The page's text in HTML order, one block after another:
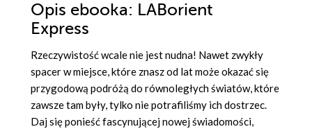
Opis ebooka: LABorient
Express
Rzeczywistość wcale nie jest nudna! Nawet zwykły
spacer w miejsce, które znasz od lat może okazać się
przygodową podróżą do równoległych światów, które
zawsze tam były, tylko nie potrafiliśmy ich dostrzec.
Daj się ponieść fascynującej nowej świadomości,